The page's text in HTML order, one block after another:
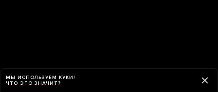
МЫ ИСПОЛЬЗУЕМ КУКИ!
ЧТО ЭТО ЗНАЧИТ?